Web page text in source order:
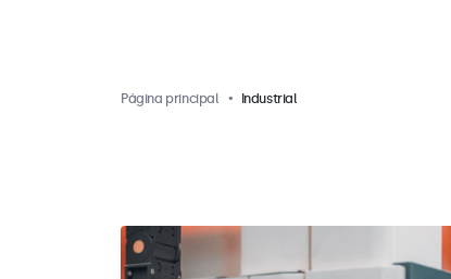
Página principal Industrial